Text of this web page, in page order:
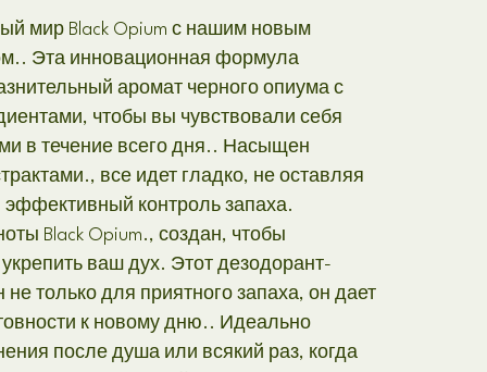
мир Black Opium с нашим новым
Эта инновационная формула
аромат черного опиума с
чтобы вы чувствовали себя
в течение всего дня.. Насыщен
все идет гладко, не оставляя
контроль запаха.
Black Opium., создан, чтобы
ваш дух. Этот дезодорант-
только для приятного запаха, он дает
к новому дню.. Идеально
после душа или всякий раз, когда